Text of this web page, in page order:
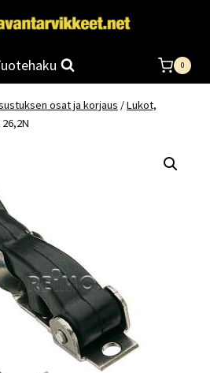
0
osat ja korjaus /Lukot,